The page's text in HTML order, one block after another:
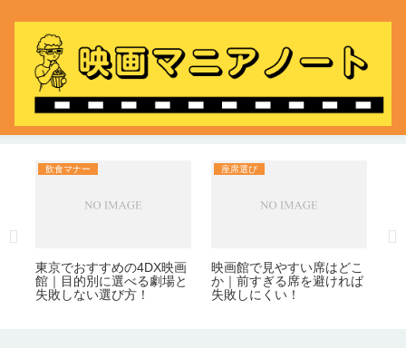
飲食マナー
東京でおすすめの4DX映画
館｜目的別に選べる劇場と
失敗しない選び方！
座席選び
映画館で見やすい席はどこ
か｜前すぎる席を避ければ
失敗しにくい！